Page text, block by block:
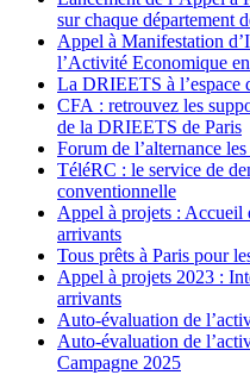
sur chaque département
Appel à Manifestation
l’Activité Economique
La DRIEETS à l’espace
CFA : retrouvez les
de la DRIEETS de Paris
Forum de l’alternance
TéléRC : le service de
conventionnelle
Appel à projets : Accueil
arrivants
Tous prêts à Paris pour
Appel à projets 2023 :
arrivants
Auto-évaluation de
Auto-évaluation de
Campagne 2025